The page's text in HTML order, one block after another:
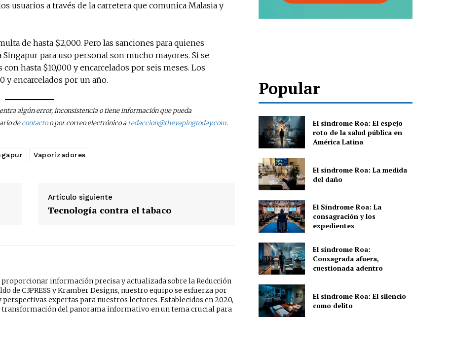
usuarios a través de la carretera que comunica Malasia y
de hasta $2,000. Pero las sanciones para quienes
para uso personal son mucho mayores. Si se
hasta $10,000 y encarcelados por seis meses. Los
y encarcelados por un año.
algún error, inconsistencia o tiene información que pueda
decontactoo por correo electrónico aredaccion@thevapingtoday.com.
Vaporizadores
Artículo siguiente
Tecnología contra el tabaco
proporcionar información precisa y actualizada sobre la Reducción
de C3PRESS y Kramber Designs, nuestro equipo se esfuerza por
expertas para nuestros lectores. Establecidos en 2020,
del panorama informativo en un tema crucial para
Popular
El síndrome Roa: El espejo
roto de la salud pública en
América Latina
El síndrome Roa: La medida
del daño
El Síndrome Roa: La
consagración y los
expedientes
El síndrome Roa:
Consagrada afuera,
cuestionada adentro
El síndrome Roa: El silencio
como delito